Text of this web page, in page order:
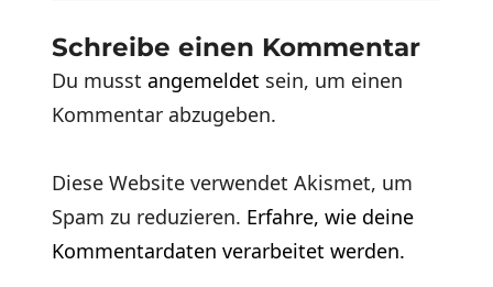
Schreibe einen Kommentar
Du musstangemeldet sein, um einen
Kommentar abzugeben.
Diese Website verwendet Akismet, um
Spam zu reduzieren. Erfahre, wie deine
Kommentardaten verarbeitet werden.